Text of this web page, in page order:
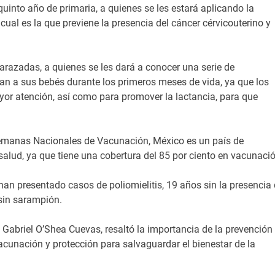
año de primaria, a quienes se les estará aplicando la
es la que previene la presencia del cáncer cérvicouterino y
a quienes se les dará a conocer una serie de
a sus bebés durante los primeros meses de vida, ya que los
atención, así como para promover la lactancia, para que
Nacionales de Vacunación, México es un país de
ya que tiene una cobertura del 85 por ciento en
presentado casos de poliomielitis, 19 años sin la presencia
sarampión.
O’Shea Cuevas, resaltó la importancia de la prevención
y protección para salvaguardar el bienestar de la